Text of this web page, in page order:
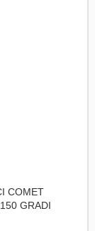
COMET
GRADI